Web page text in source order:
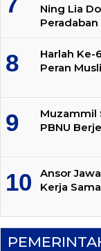
Ning Lia
Harlah Ke-
Peran
Muzammil
PBNU
Ansor
Kerja